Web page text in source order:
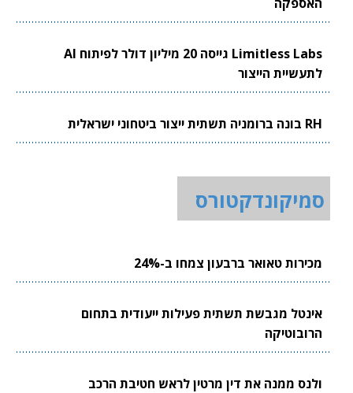
Limitless Labs גייסה 20 מיליון דולר לפיתוח AI
לתעשיית הייצור
RH בונה ברומניה תשתית ייצור ביטחוני ישראלית
סמיקונדקטורס
מכירות טאואר ברבעון צמחו ב-24%
אינטל מגבשת תשתית פעילות ייעודית בתחום
הרובוטיקה
ולנס ממנה את דין מרטין לראש חטיבת הרכב